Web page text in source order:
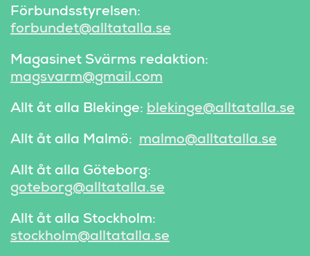
Förbundsstyrelsen:
forbundet@alltatalla.se
Magasinet Svärms redaktion:
magsvarm@gmail.com
Allt åt alla Blekinge: blekinge@alltatalla.se
Allt åt alla Malmö: malmo@alltatalla.se
Allt åt alla Göteborg:
goteborg@alltatalla.se
Allt åt alla Stockholm:
stockholm@alltatalla.se